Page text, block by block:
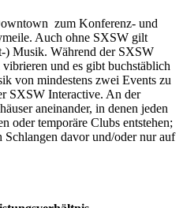
zum Konferenz- und
Auch ohne SXSW gilt
) Musik. Während der SXSW
und es gibt buchstäblich
von mindestens zwei Events zu
SXSW Interactive. An der
aneinander, in denen jeden
oder temporäre Clubs entstehen;
davor und/oder nur auf